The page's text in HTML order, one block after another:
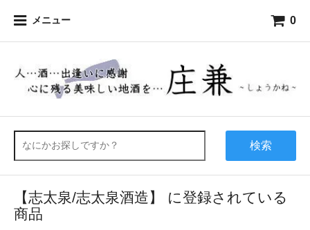
メニュー 0
検索
【志太泉/志太泉酒造】 に登録されている
商品